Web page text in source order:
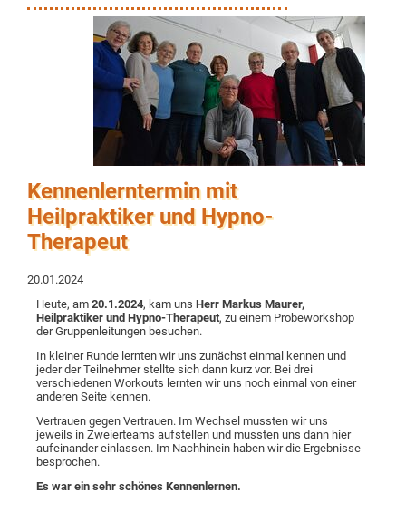
Kennenlerntermin mit
Heilpraktiker und Hypno-
Therapeut
20.01.2024
Heute, am 20.1.2024, kam uns Herr Markus Maurer,
Heilpraktiker und Hypno-Therapeut, zu einem Probeworkshop
der Gruppenleitungen besuchen.
In kleiner Runde lernten wir uns zunächst einmal kennen und
jeder der Teilnehmer stellte sich dann kurz vor. Bei drei
verschiedenen Workouts lernten wir uns noch einmal von einer
anderen Seite kennen.
Vertrauen gegen Vertrauen. Im Wechsel mussten wir uns
jeweils in Zweierteams aufstellen und mussten uns dann hier
aufeinander einlassen. Im Nachhinein haben wir die Ergebnisse
besprochen.
Es war ein sehr schönes Kennenlernen.